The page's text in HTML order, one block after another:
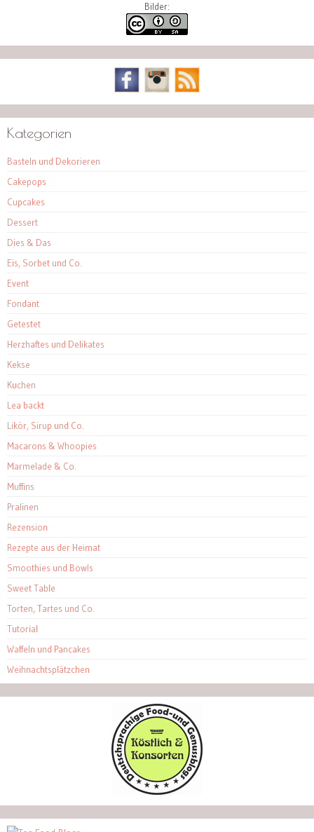
Bilder:
Kategorien
Basteln und Dekorieren
Cakepops
Cupcakes
Dessert
Dies & Das
Eis, Sorbet und Co.
Event
Fondant
Getestet
Herzhaftes und Delikates
Kekse
Kuchen
Lea backt
Likör, Sirup und Co.
Macarons & Whoopies
Marmelade & Co.
Muffins
Pralinen
Rezension
Rezepte aus der Heimat
Smoothies und Bowls
Sweet Table
Torten, Tartes und Co.
Tutorial
Waffeln und Pancakes
Weihnachtsplätzchen